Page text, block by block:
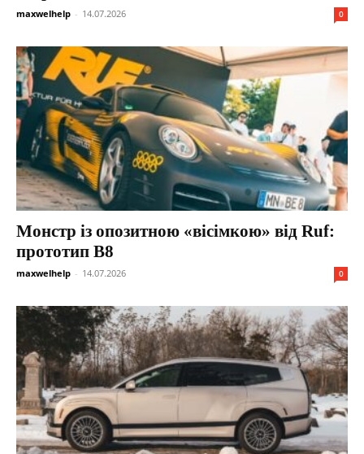
maxwelhelp - 14.07.2026 0
Монстр із опозитною «вісімкою» від Ruf:
прототип B8
maxwelhelp - 14.07.2026 0